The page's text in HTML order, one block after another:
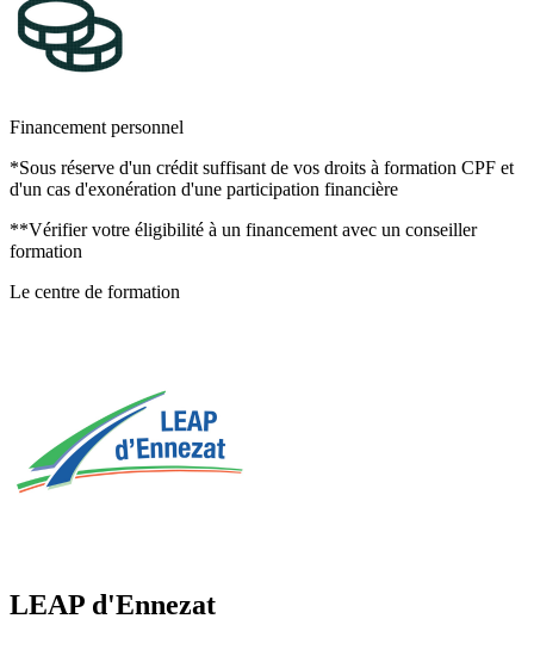
Financement personnel
*Sous réserve d'un crédit suffisant de vos droits à formation CPF et
d'un cas d'exonération d'une participation financière
**Vérifier votre éligibilité à un financement avec un conseiller
formation
Le centre de formation
LEAP d'Ennezat